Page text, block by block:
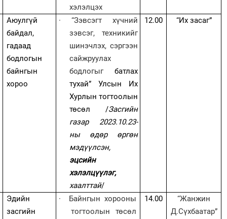
хэлэлцэх
Аюулгүй
байдал,
гадаад
бодлогын
байнгын
хороо
·
“Зэвсэгт хүчний
зэвсэг, техникийг
шинэчлэх, сэргээн
сайжруулах
бодлогыг батлах
тухай”
Улсын Их
Хурлын тогтоолын
төсөл /Засгийн
газар 2023.10.23-
ны өдөр өргөн
мэдүүлсэн,
эцсийн
хэлэлцүүлэг,
хаалттай/
12.00 “Их засаг”
Эдийн
засгийн
·
Байнгын хорооны
тогтоолын төсөл
14.00
“Жанжин
Д.Сүхбаатар”